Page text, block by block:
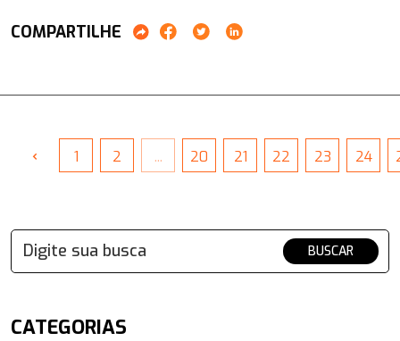
COMPARTILHE
‹ 1 2 ... 20 21 22 23 24
BUSCAR
CATEGORIAS